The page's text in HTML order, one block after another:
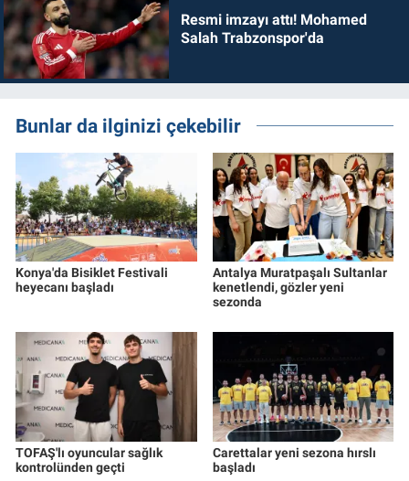
Resmi imzayı attı! Mohamed
Salah Trabzonspor'da
Bunlar da ilginizi çekebilir
Konya'da Bisiklet Festivali
heyecanı başladı
Antalya Muratpaşalı Sultanlar
kenetlendi, gözler yeni
sezonda
TOFAŞ'lı oyuncular sağlık
kontrolünden geçti
Carettalar yeni sezona hırslı
başladı